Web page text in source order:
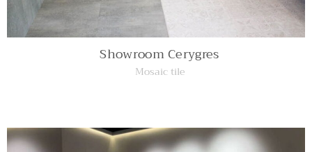
Showroom Cerygres
Mosaic tile